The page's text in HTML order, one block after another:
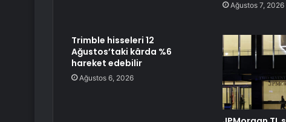
Ağustos 7, 2026
Trimble hisseleri 12
Ağustos’taki kârda %6
hareket edebilir
Ağustos 6, 2026